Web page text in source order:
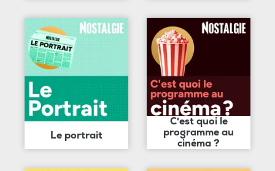
Le portrait
C'est quoi le
programme au
cinéma ?